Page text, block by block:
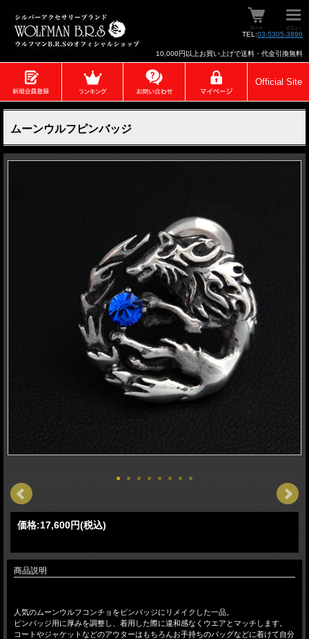
TEL:03-5305-3896
10,000円以上お買い上げで送料・代金引換無料
Official Site
ムーンウルフピンバッジ
価格:17,600円(税込)
商品説明
人気のムーンウルフコンチョをピンバッジにリメイクした一品。
ピンバッジ用に厚みを調整し、着用した際に違和感なくウエアとマッチします。
コートやジャケットなどのアウターはもちろんお手持ちのバッグなどに着けて自分